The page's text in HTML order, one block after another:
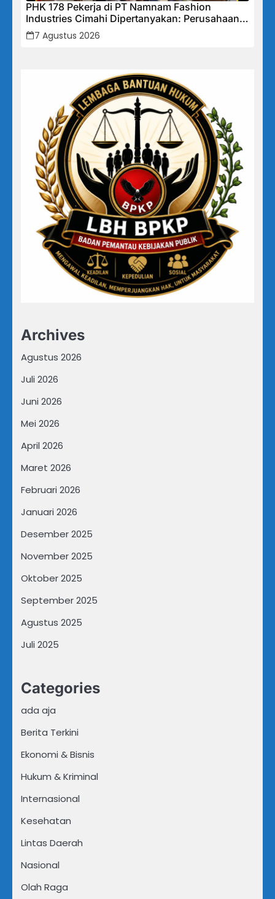
PHK 178 Pekerja di PT Namnam Fashion
Industries Cimahi Dipertanyakan: Perusahaan
Klaim Rugi, Laporan Keuangan Justru
Tunjukkan Penurunan Laba.
7 Agustus 2026
Archives
Agustus 2026
Juli 2026
Juni 2026
Mei 2026
April 2026
Maret 2026
Februari 2026
Januari 2026
Desember 2025
November 2025
Oktober 2025
September 2025
Agustus 2025
Juli 2025
Categories
ada aja
Berita Terkini
Ekonomi & Bisnis
Hukum & Kriminal
Internasional
Kesehatan
Lintas Daerah
Nasional
Olah Raga